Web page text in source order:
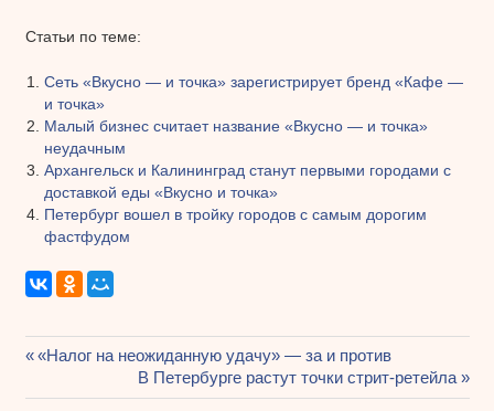
Статьи по теме:
Сеть «Вкусно — и точка» зарегистрирует бренд «Кафе —
и точка»
Малый бизнес считает название «Вкусно — и точка»
неудачным
Архангельск и Калининград станут первыми городами с
доставкой еды «Вкусно и точка»
Петербург вошел в тройку городов с самым дорогим
фастфудом
Навигация
Предыдущая
«Налог на неожиданную удачу» — за и против
Следующая
запись:
В Петербурге растут точки стрит-ретейла